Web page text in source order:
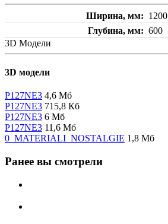
Ширина, мм
1200
Глубина, мм
600
3D Модели
3D модели
P127NE3 4,6 Мб
P127NE3 715,8 Кб
P127NE3 6 Мб
P127NE3 11,6 Мб
0_MATERIALI_NOSTALGIE 1,8 Мб
Ранее вы смотрели